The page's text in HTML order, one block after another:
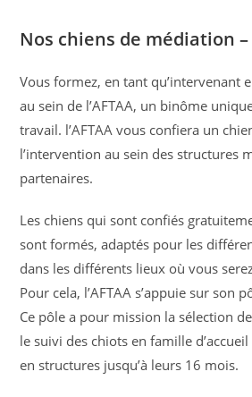
Nos chiens de médiation
Vous formez, en tant qu’intervenant
au sein de l’AFTAA, un binôme
travail. l’AFTAA vous confiera un
l’intervention au sein des structures
partenaires.
Les chiens qui sont confiés
sont formés, adaptés pour les
dans les différents lieux où vous
Pour cela, l’AFTAA s’appuie sur son
Ce pôle a pour mission la sélection
le suivi des chiots en famille
en structures jusqu’à leurs 16 mois.